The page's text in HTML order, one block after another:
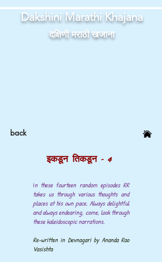
Dakshini Marathi Khajana
दक्षिणी मराठी खजाना
back
इकडून तिकडून - 4
In these fourteen random episodes RR
takes us through various thoughts and
places at his own pace. Always delightful
and always endearing, come, look through
these kaleidoscopic narrations.
Re-written in Devnagari by Ananda Rao
Vasishta